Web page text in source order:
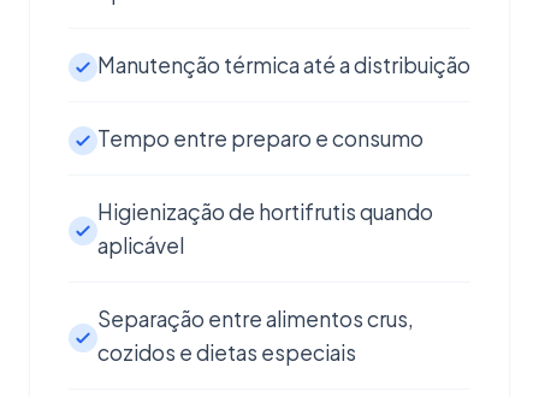
Manutenção térmica até a distribuição
Tempo entre preparo e consumo
Higienização de hortifrutis quando
aplicável
Separação entre alimentos crus,
cozidos e dietas especiais